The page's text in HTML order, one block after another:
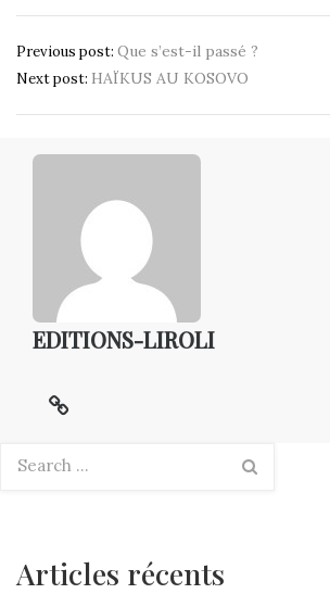
Navigation
de
l’article
Previous post: Que s’est-il passé ?
Next post: HAÏKUS AU KOSOVO
EDITIONS-LIROLI
Articles récents